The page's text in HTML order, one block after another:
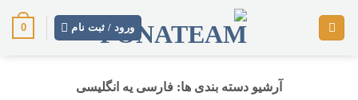
ورود / ثبت نام 0
آرشیو دسته بندی ها: فارسی یه انگلیسی